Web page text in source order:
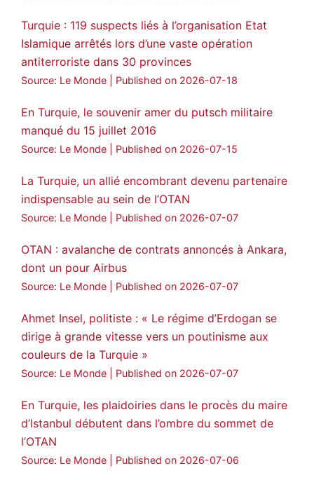
🔗 https://medyanews.rs/h4lwBwQ
3 2 Twitter
Voir plus...
Turquie : 119 suspects liés à l’organisation Etat
Islamique arrêtés lors d’une vaste opération
antiterroriste dans 30 provinces
Source: Le Monde Published on 2026-07-18
En Turquie, le souvenir amer du putsch militaire
manqué du 15 juillet 2016
Source: Le Monde Published on 2026-07-15
La Turquie, un allié encombrant devenu partenaire
indispensable au sein de l’OTAN
Source: Le Monde Published on 2026-07-07
OTAN : avalanche de contrats annoncés à Ankara,
dont un pour Airbus
Source: Le Monde Published on 2026-07-07
Ahmet Insel, politiste : « Le régime d’Erdogan se
dirige à grande vitesse vers un poutinisme aux
couleurs de la Turquie »
Source: Le Monde Published on 2026-07-07
En Turquie, les plaidoiries dans le procès du maire
d’Istanbul débutent dans l’ombre du sommet de
l’OTAN
Source: Le Monde Published on 2026-07-06